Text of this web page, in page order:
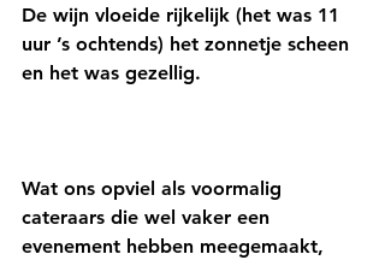
De wijn vloeide rijkelijk (het was 11
uur ’s ochtends) het zonnetje scheen
en het was gezellig.
Wat ons opviel als voormalig
cateraars die wel vaker een
evenement hebben meegemaakt,